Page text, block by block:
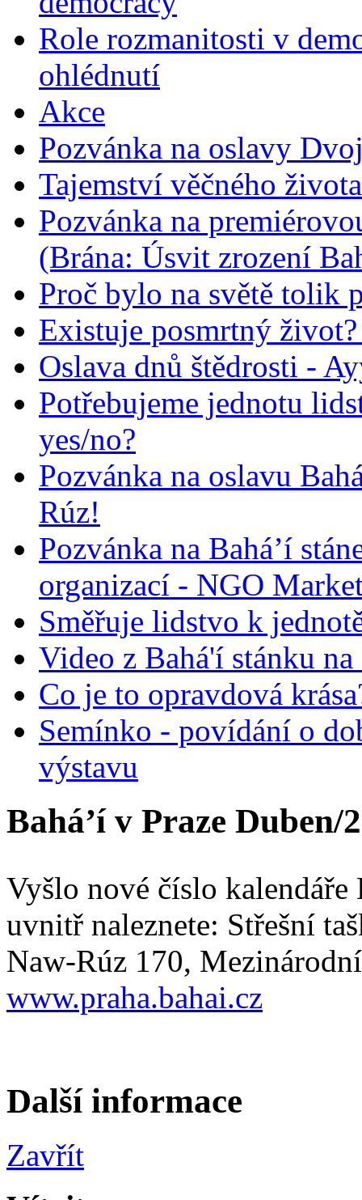
Role rozmanitosti v
ohlédnutí
Akce
Pozvánka na oslavy
Tajemství věčného života
Pozvánka na
(Brána: Úsvit zrození
Proč bylo na světě tolik
Existuje posmrtný
Oslava dnů štědrosti -
Potřebujeme jednotu
yes/no?
Pozvánka na oslavu
Rúz!
Pozvánka na Bahá’í
organizací - NGO
Směřuje lidstvo k
Video z Bahá'í stánku
Co je to opravdová
Semínko - povídání o
výstavu
Bahá’í v Praze Duben/
Vyšlo nové číslo kalendáře
uvnitř naleznete: Střešní
Naw-Rúz 170,
www.praha.bahai.cz
Další informace
Zavřít